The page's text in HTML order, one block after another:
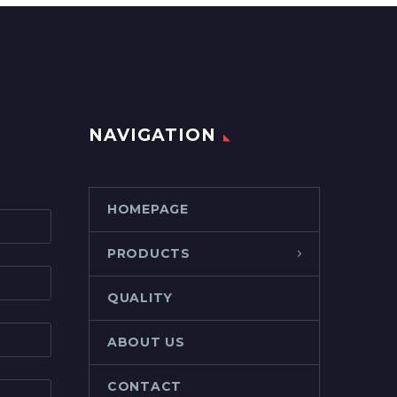
NAVIGATION
HOMEPAGE
PRODUCTS
QUALITY
ABOUT US
CONTACT